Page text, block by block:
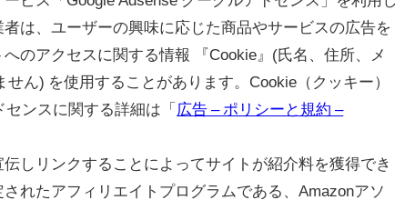
は、ユーザーの興味に応じた商品やサービスの広告を
のアクセスに関する情報 『Cookie』(氏名、住所、メ
ん) を使用することがあります。Cookie（クッキー）
ンスに関する詳細は「 広告 – ポリシーと規約 –
しリンクすることによってサイトが紹介料を獲得でき
れたアフィリエイトプログラムである、Amazonアソ